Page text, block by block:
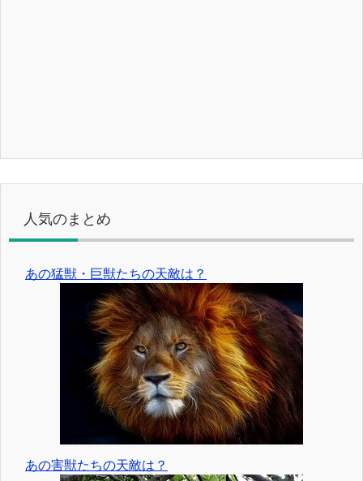
人気のまとめ
あの猛獣・巨獣たちの天敵は？
あの害獣たちの天敵は？